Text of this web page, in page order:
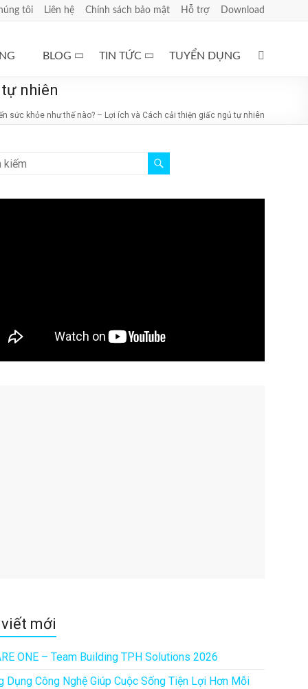
tôi Liên hệ Chính sách bảo mật Hỗ trợ Download
BLOG TIN TỨC TUYỂN DỤNG
nhiên
sức khỏe như thế nào? – Lợi ích và Cách cải thiện giấc ngủ tự nhiên
viết mới
ONE – Team Building TPH Solutions 2026
Dụng Công Nghệ Giúp Cuộc Sống Tiện Lợi Hơn Mỗi